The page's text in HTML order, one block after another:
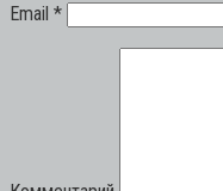
Email *